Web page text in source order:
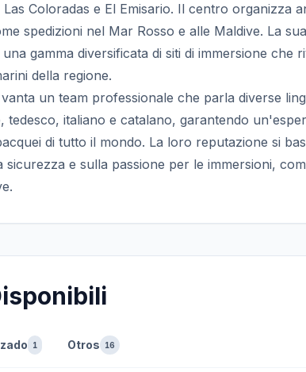
Coloradas e El Emisario. Il centro organizza
spedizioni nel Mar Rosso e alle Maldive. La
gamma diversificata di siti di immersione che
della regione.
un team professionale che parla diverse
tedesco, italiano e catalano, garantendo
di tutto il mondo. La loro reputazione si
sicurezza e sulla passione per le immersioni,
1 Otros 16